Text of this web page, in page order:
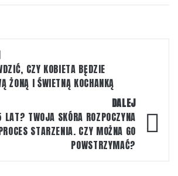
CZY KOBIETA BĘDZIE
ŻONĄ I ŚWIETNĄ KOCHANKĄ
DALEJ
TWOJA SKÓRA ROZPOCZYNA
STARZENIA. CZY MOŻNA GO
POWSTRZYMAĆ?